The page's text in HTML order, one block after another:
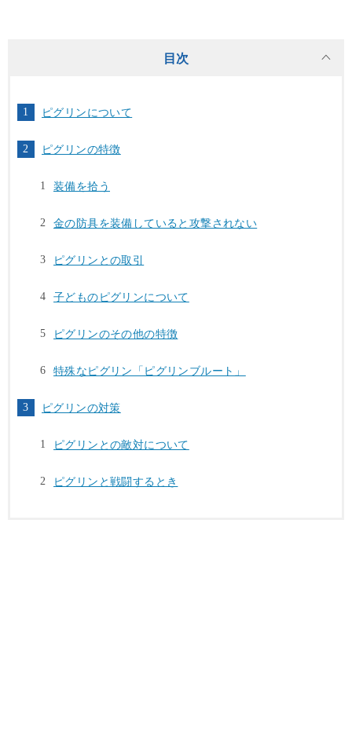
目次
ピグリンについて
ピグリンの特徴
装備を拾う
金の防具を装備していると攻撃されない
ピグリンとの取引
子どものピグリンについて
ピグリンのその他の特徴
特殊なピグリン「ピグリンブルート」
ピグリンの対策
ピグリンとの敵対について
ピグリンと戦闘するとき